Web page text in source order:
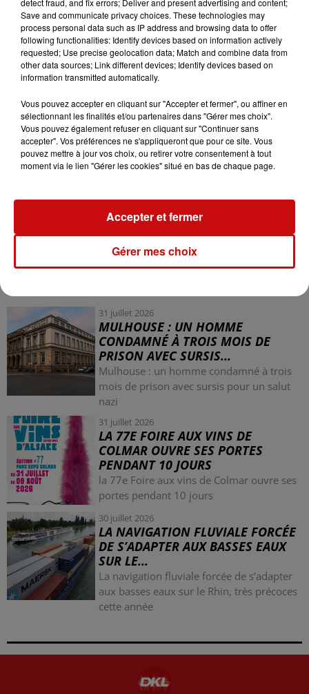
matière de sécurité électrique. L'ONSE met en garde
contre les risques liés au vieillissement des installations
électriques en France, qui peuvent accroître les risques
d'incendie. En effet, chaque année, entre 20% et 35% des
incendies domestiques sont attribuables à des
problèmes électriques, soit environ 50 000 incidents
annuels. L'organisme observe également une
diminution du nombre de décès par électrocution
accidentelle depuis les années 2000, passant de 30 à 40
décès par an à 2010, une tendance jugée positive.
LES AUTRES ACTUALITÉS
31 juillet 2026
MULHOUSE : UN HOMME
CONDAMNÉ À TROIS MOIS DE
PRISON AVEC SURSIS...
Mulhouse : un homme condamné à trois
mois de prison avec sursis pour un salut
nazi
31 juillet 2026
LA 77E FOIRE AUX VINS DE
COLMAR OUVRE SES PORTES
PENDANT 10 JOURS
la 77e Foire aux vins de Colmar ouvre ses
portes pendant 10 jours
30 juillet 2026
LA NAVIGATION FLUVIALE FORCÉE
DE S’ADAPTER AUX BASSES EAUX
SUR LE...
La navigation fluviale forcée de s’adapter
aux basses eaux sur le Rhin, très précoces
cette année
Save and communicate privacy choices. These technologies may
process personal data such as IP address and browsing data to offer
following functionalities: Identify devices based on information actively
requested; Use precise geolocation data; Match and combine data from
other data sources; Link different devices; Identify devices based on
information transmitted automatically.
Vous pouvez accepter en cliquant sur "Accepter et fermer", ou affiner en
sélectionnant les finalités et/ou partenaires dans "Gérer mes choix".
Vous pouvez également refuser en cliquant sur "Continuer sans
accepter". Vos préférences ne s'appliqueront que pour ce site. Vous
pouvez mettre à jour vos choix, ou retirer votre consentement à tout
moment via le lien "Gérer les cookies" situé en bas de chaque page.
Gérer mes choix
Accepter et fermer